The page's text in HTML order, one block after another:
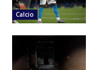
Calcio